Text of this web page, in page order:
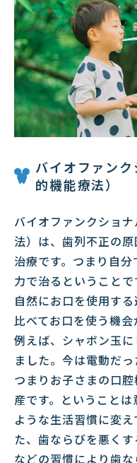
バイオファン
的機能療法）
バイオファンクショ
法）は、歯列不正の
治療です。つまり自
力で治るということ
自然にお口を使用す
比べてお口を使う機会
例えば、シャボン玉
ました。今は電動だっ
つまりお子さまの口
産です。ということ
ような生活習慣に変
た、歯ならびを悪くす
などの習慣により歯